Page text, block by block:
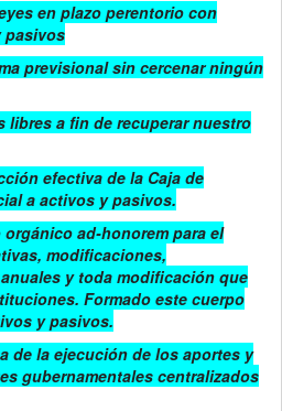
en plazo perentorio con
pasivos
previsional sin cercenar ningún
libres a fin de recuperar nuestro
efectiva de la Caja de
a activos y pasivos.
ad-honorem para el
modificaciones,
y toda modificación que
Formado este cuerpo
y pasivos.
de la ejecución de los aportes y
gubernamentales centralizados